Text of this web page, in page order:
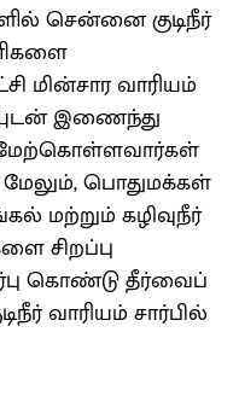
சென்னை குடிநீர்
மின்சார வாரியம்
இணைந்து
மேலும், பொதுமக்கள்
மற்றும் கழிவுநீர்
சிறப்பு
கொண்டு தீர்வைப்
வாரியம் சார்பில்